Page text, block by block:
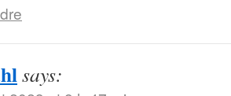
says: